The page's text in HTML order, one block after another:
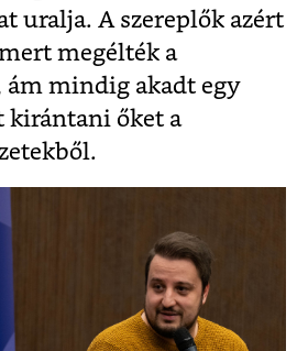
uralja. A szereplők azért
megélték a
mindig akadt egy
kirántani őket a